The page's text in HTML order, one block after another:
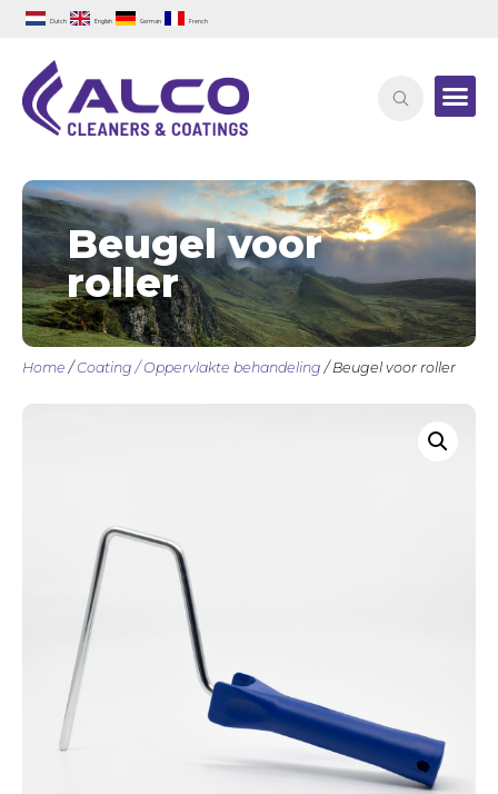
Dutch English German French
Beugel voor
roller
Home /Coating / Oppervlakte behandeling / Beugel voor roller